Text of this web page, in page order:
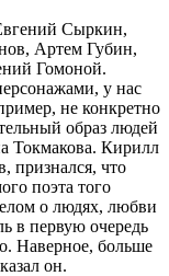
Сыркин,
Артем Губин,
Гомоной.
у нас
не конкретно
образ людей
Токмакова. Кирилл
признался, что
поэта того
о людях, любви
в первую очередь
Наверное, больше
он.